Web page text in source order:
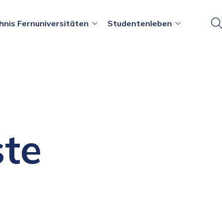
Fernuniversitäten Studentenleben